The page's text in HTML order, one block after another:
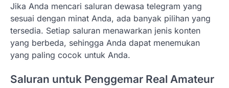
Jika Anda mencari saluran dewasa telegram yang
sesuai dengan minat Anda, ada banyak pilihan yang
tersedia. Setiap saluran menawarkan jenis konten
yang berbeda, sehingga Anda dapat menemukan
yang paling cocok untuk Anda.
Saluran untuk Penggemar Real Amateur